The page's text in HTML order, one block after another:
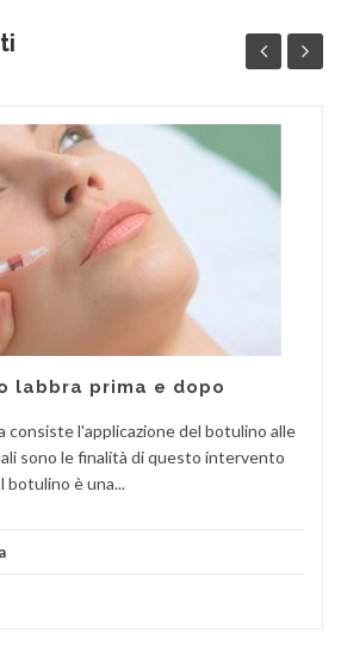
labbra prima e dopo
consiste l'applicazione del botulino alle
sono le finalità di questo intervento
botulino è una...